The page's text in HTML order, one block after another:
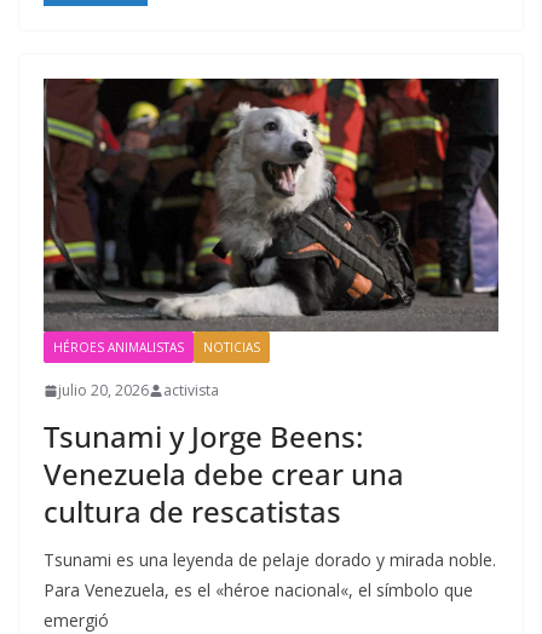
HÉROES ANIMALISTAS NOTICIAS
julio 20, 2026 activista
Tsunami y Jorge Beens:
Venezuela debe crear una
cultura de rescatistas
Tsunami es una leyenda de pelaje dorado y mirada noble.
Para Venezuela, es el «héroe nacional«, el símbolo que
emergió